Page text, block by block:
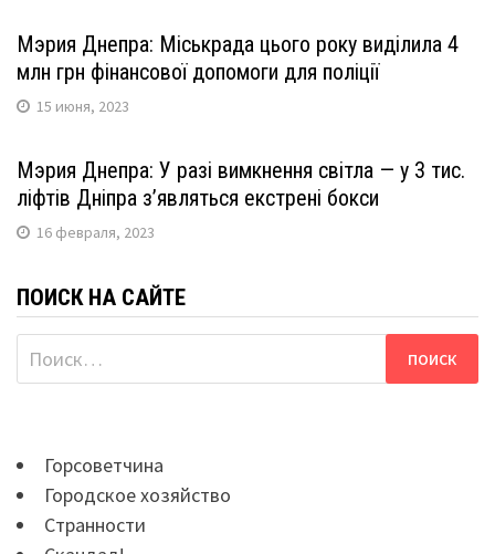
Мэрия Днепра: Міськрада цього року виділила 4
млн грн фінансової допомоги для поліції
15 июня, 2023
Мэрия Днепра: У разі вимкнення світла — у 3 тис.
ліфтів Дніпра з’являться екстрені бокси
16 февраля, 2023
ПОИСК НА САЙТЕ
Найти:
Горсоветчина
Городское хозяйство
Странности